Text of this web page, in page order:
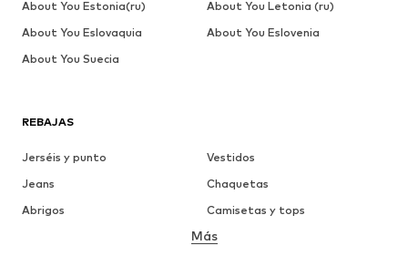
REBAJAS
Jerséis y punto
Vestidos
Jeans
Chaquetas
Abrigos
Camisetas y tops
Ropa interior
Más
About You Estonia(ru)
About You Letonia (ru)
About You Eslovaquia
About You Eslovenia
About You Suecia